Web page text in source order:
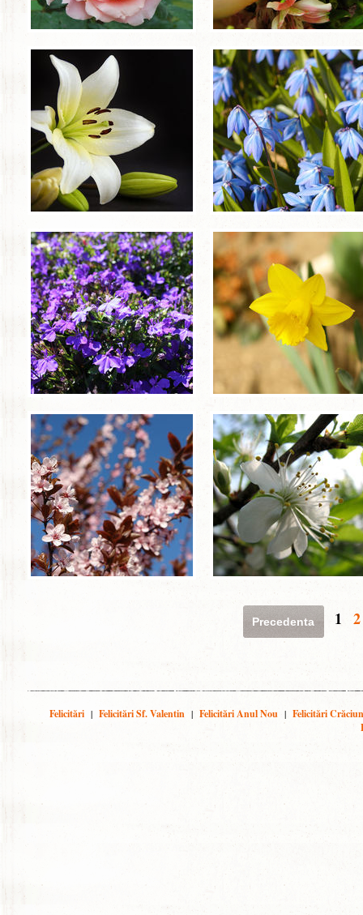
Precedenta 1 2
Felicitări | Felicitări Sf. Valentin | Felicitări Anul Nou | Felicitări